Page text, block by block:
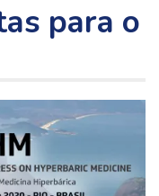
para o